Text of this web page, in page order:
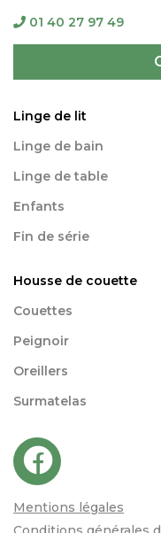
01 40 27 97 49
Linge de lit
Linge de bain
Linge de table
Enfants
Fin de série
Housse de couette
Couettes
Peignoir
Oreillers
Surmatelas
Mentions légales